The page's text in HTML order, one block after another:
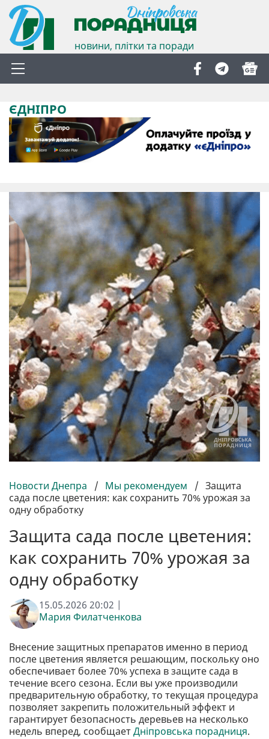
новини, плітки та поради
ЄДНІПРО
Новости Днепра / Мы рекомендуем / Защита
сада после цветения: как сохранить 70% урожая за
одну обработку
Защита сада после цветения:
как сохранить 70% урожая за
одну обработку
15.05.2026 20:02 |
Мария Филатченкова
Внесение защитных препаратов именно в период
после цветения является решающим, поскольку оно
обеспечивает более 70% успеха в защите сада в
течение всего сезона. Если вы уже производили
предварительную обработку, то текущая процедура
позволяет закрепить положительный эффект и
гарантирует безопасность деревьев на несколько
недель вперед, сообщаетДніпровська порадниця.